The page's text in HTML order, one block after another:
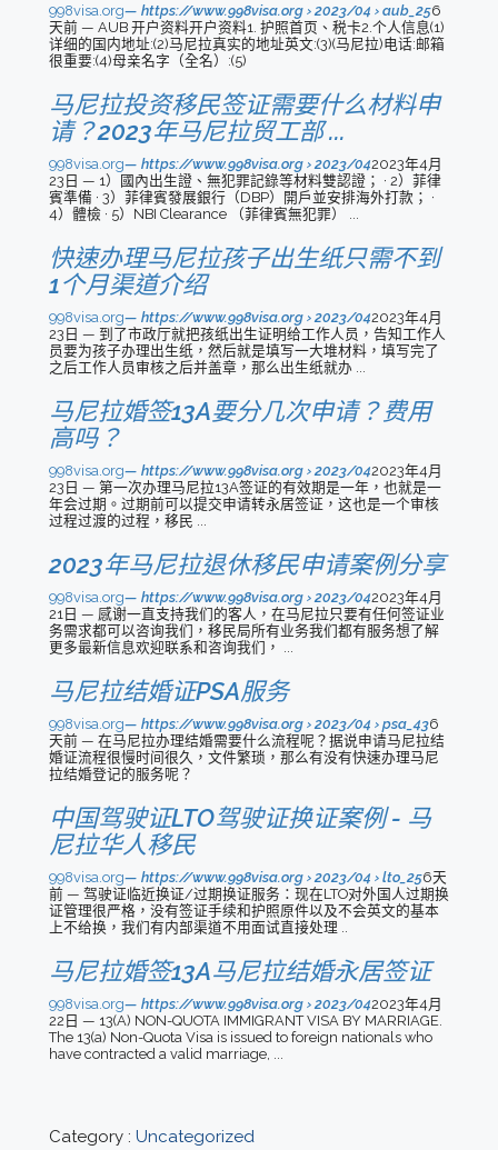
998visa.org https://www.998visa.org › 2023/04 › aub_256
天前 — AUB 开户资料开户资料1. 护照首页、税卡2.个人信息(1)
详细的国内地址:(2)马尼拉真实的地址英文:(3)(马尼拉)电话:邮箱
很重要:(4)母亲名字（全名）:(5)
马尼拉投资移民签证需要什么材料申
请？2023年马尼拉贸工部 ...
998visa.org https://www.998visa.org › 2023/042023年4月
23日 — 1）國內出生證、無犯罪記錄等材料雙認證； · 2）菲律
賓準備 · 3）菲律賓發展銀行（DBP）開戶並安排海外打款； ·
4）體檢 · 5）NBI Clearance （菲律賓無犯罪） ...
快速办理马尼拉孩子出生纸只需不到
1个月渠道介绍
998visa.org https://www.998visa.org › 2023/042023年4月
23日 — 到了市政厅就把孩纸出生证明给工作人员，告知工作人
员要为孩子办理出生纸，然后就是填写一大堆材料，填写完了
之后工作人员审核之后并盖章，那么出生纸就办 ...
马尼拉婚签13A要分几次申请？费用
高吗？
998visa.org https://www.998visa.org › 2023/042023年4月
23日 — 第一次办理马尼拉13A签证的有效期是一年，也就是一
年会过期。过期前可以提交申请转永居签证，这也是一个审核
过程过渡的过程，移民 ...
2023年马尼拉退休移民申请案例分享
998visa.org https://www.998visa.org › 2023/042023年4月
21日 — 感谢一直支持我们的客人，在马尼拉只要有任何签证业
务需求都可以咨询我们，移民局所有业务我们都有服务想了解
更多最新信息欢迎联系和咨询我们， ...
马尼拉结婚证PSA服务
998visa.org https://www.998visa.org › 2023/04 › psa_436
天前 — 在马尼拉办理结婚需要什么流程呢？据说申请马尼拉结
婚证流程很慢时间很久，文件繁琐，那么有没有快速办理马尼
拉结婚登记的服务呢？
中国驾驶证LTO驾驶证换证案例 - 马
尼拉华人移民
998visa.org https://www.998visa.org › 2023/04 › lto_256天
前 — 驾驶证临近换证/过期换证服务：现在LTO对外国人过期换
证管理很严格，没有签证手续和护照原件以及不会英文的基本
上不给换，我们有内部渠道不用面试直接处理 ..
马尼拉婚签13A马尼拉结婚永居签证
998visa.org https://www.998visa.org › 2023/042023年4月
22日 — 13(A) NON-QUOTA IMMIGRANT VISA BY MARRIAGE.
The 13(a) Non-Quota Visa is issued to foreign nationals who
have contracted a valid marriage, ...
Category : Uncategorized